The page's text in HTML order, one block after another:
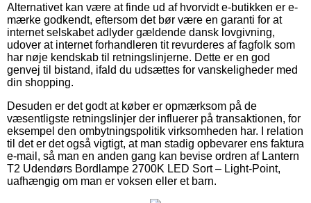
Alternativet kan være at finde ud af hvorvidt e-butikken er e-
mærke godkendt, eftersom det bør være en garanti for at
internet selskabet adlyder gældende dansk lovgivning,
udover at internet forhandleren tit revurderes af fagfolk som
har nøje kendskab til retningslinjerne. Dette er en god
genvej til bistand, ifald du udsættes for vanskeligheder med
din shopping.
Desuden er det godt at køber er opmærksom på de
væsentligste retningslinjer der influerer på transaktionen, for
eksempel den ombytningspolitik virksomheden har. I relation
til det er det også vigtigt, at man stadig opbevarer ens faktura
e-mail, så man en anden gang kan bevise ordren af Lantern
T2 Udendørs Bordlampe 2700K LED Sort – Light-Point,
uafhængig om man er voksen eller et barn.